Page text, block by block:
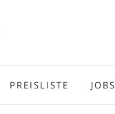
PREISLISTE JOBS